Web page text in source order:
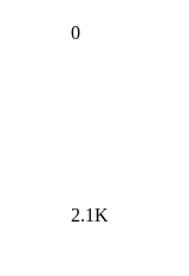
0
2.1K